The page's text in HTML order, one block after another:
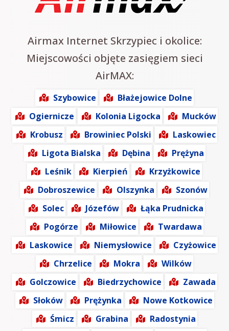
Airmax Internet Skrzypiec i okolice:
Miejscowości objęte zasięgiem sieci
AirMAX:
Szybowice
Błażejowice Dolne
Ogiernicze
Kolonia Ligocka
Mucków
Krobusz
Browiniec Polski
Laskowiec
Ligota Bialska
Dębina
Prężyna
Leśnik
Kierpień
Krzyżkowice
Dobroszewice
Olszynka
Szonów
Solec
Józefów
Łąka Prudnicka
Pogórze
Miłowice
Twardawa
Laskowice
Niemysłowice
Czyżowice
Chrzelice
Mokra
Wilków
Golczowice
Biedrzychowice
Zawada
Słoków
Prężynka
Nowe Kotkowice
Śmicz
Grabina
Radostynia